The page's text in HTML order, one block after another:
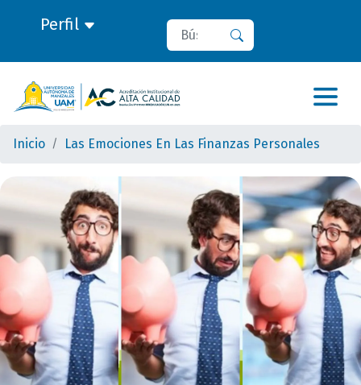
Perfil Buscar
Inicio Las Emociones En Las Finanzas Personales